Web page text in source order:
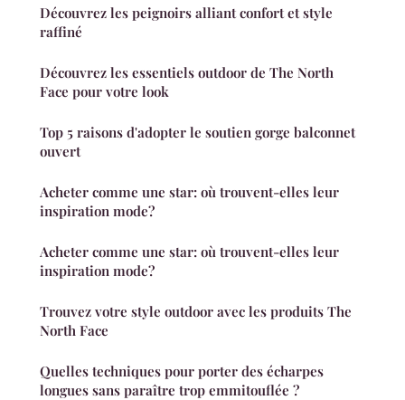
Découvrez les peignoirs alliant confort et style
raffiné
Découvrez les essentiels outdoor de The North
Face pour votre look
Top 5 raisons d'adopter le soutien gorge balconnet
ouvert
Acheter comme une star: où trouvent-elles leur
inspiration mode?
Acheter comme une star: où trouvent-elles leur
inspiration mode?
Trouvez votre style outdoor avec les produits The
North Face
Quelles techniques pour porter des écharpes
longues sans paraître trop emmitouflée ?